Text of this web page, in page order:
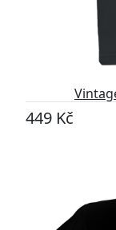
449 Kč